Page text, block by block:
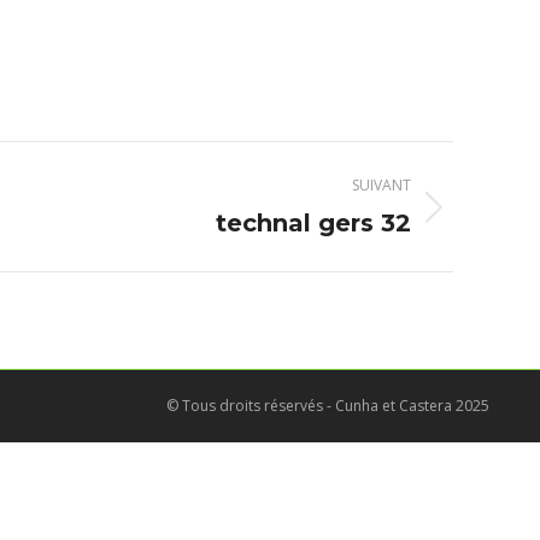
SUIVANT
technal gers 32
© Tous droits réservés - Cunha et Castera 2025